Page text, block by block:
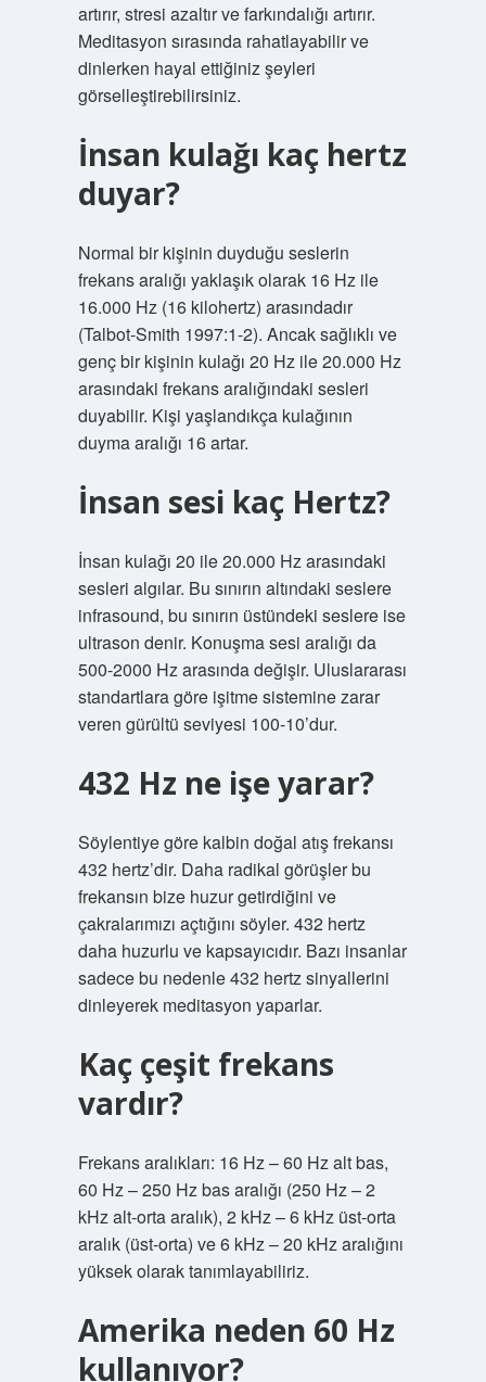
artırır, stresi azaltır ve farkındalığı artırır.
Meditasyon sırasında rahatlayabilir ve
dinlerken hayal ettiğiniz şeyleri
görselleştirebilirsiniz.
İnsan kulağı kaç hertz
duyar?
Normal bir kişinin duyduğu seslerin
frekans aralığı yaklaşık olarak 16 Hz ile
16.000 Hz (16 kilohertz) arasındadır
(Talbot-Smith 1997:1-2). Ancak sağlıklı ve
genç bir kişinin kulağı 20 Hz ile 20.000 Hz
arasındaki frekans aralığındaki sesleri
duyabilir. Kişi yaşlandıkça kulağının
duyma aralığı 16 artar.
İnsan sesi kaç Hertz?
İnsan kulağı 20 ile 20.000 Hz arasındaki
sesleri algılar. Bu sınırın altındaki seslere
infrasound, bu sınırın üstündeki seslere ise
ultrason denir. Konuşma sesi aralığı da
500-2000 Hz arasında değişir. Uluslararası
standartlara göre işitme sistemine zarar
veren gürültü seviyesi 100-10’dur.
432 Hz ne işe yarar?
Söylentiye göre kalbin doğal atış frekansı
432 hertz’dir. Daha radikal görüşler bu
frekansın bize huzur getirdiğini ve
çakralarımızı açtığını söyler. 432 hertz
daha huzurlu ve kapsayıcıdır. Bazı insanlar
sadece bu nedenle 432 hertz sinyallerini
dinleyerek meditasyon yaparlar.
Kaç çeşit frekans
vardır?
Frekans aralıkları: 16 Hz – 60 Hz alt bas,
60 Hz – 250 Hz bas aralığı (250 Hz – 2
kHz alt-orta aralık), 2 kHz – 6 kHz üst-orta
aralık (üst-orta) ve 6 kHz – 20 kHz aralığını
yüksek olarak tanımlayabiliriz.
Amerika neden 60 Hz
kullanıyor?